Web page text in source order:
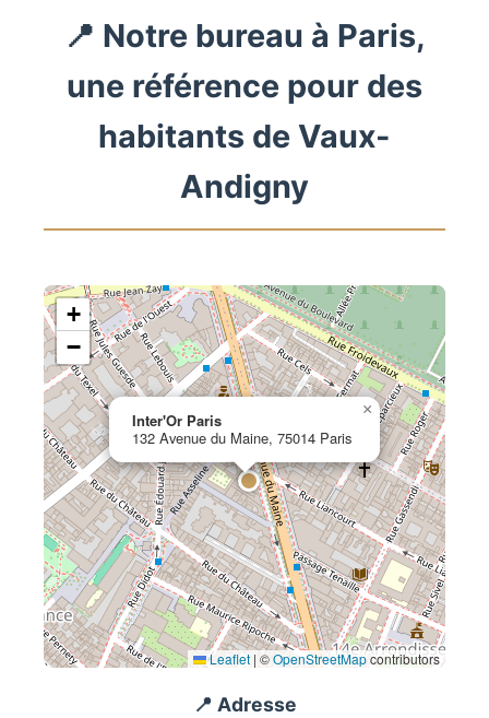
📍 Notre bureau à Paris,
une référence pour des
habitants de Vaux-
Andigny
Inter'Or Paris
132 Avenue du Maine, 75014 Paris
×
+
−
Leaflet | ©OpenStreetMapcontributors
📍 Adresse